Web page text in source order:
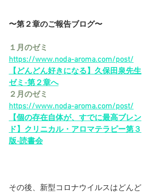
〜第２章のご報告ブログ〜
１月のゼミ
https://www.noda-aroma.com/post/
【どんどん好きになる】久保田泉先生
ゼミ-第２章へ
２月のゼミ
https://www.noda-aroma.com/post/
【個の存在自体が、すでに最高ブレン
ド】クリニカル・アロマテラピー第３
版-読書会
その後、新型コロナウイルスはどんど